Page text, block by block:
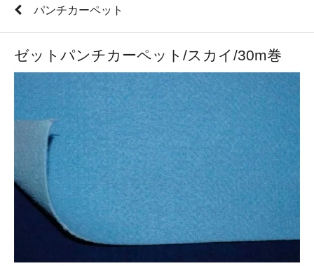
パンチカーペット
ゼットパンチカーペット/スカイ/30m巻